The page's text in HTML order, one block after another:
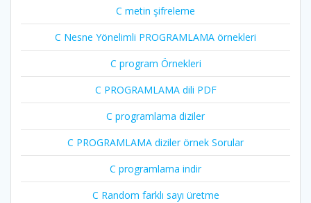
C metin şifreleme
C Nesne Yönelimli PROGRAMLAMA örnekleri
C program Örnekleri
C PROGRAMLAMA dili PDF
C programlama diziler
C PROGRAMLAMA diziler örnek Sorular
C programlama indir
C Random farklı sayı üretme